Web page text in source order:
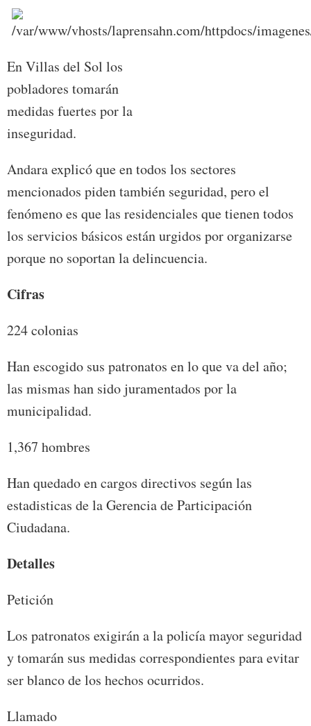
En Villas del Sol los
pobladores tomarán
medidas fuertes por la
inseguridad.
Andara explicó que en todos los sectores
mencionados piden también seguridad, pero el
fenómeno es que las residenciales que tienen todos
los servicios básicos están urgidos por organizarse
porque no soportan la delincuencia.
Cifras
224 colonias
Han escogido sus patronatos en lo que va del año;
las mismas han sido juramentados por la
municipalidad.
1,367 hombres
Han quedado en cargos directivos según las
estadisticas de la Gerencia de Participación
Ciudadana.
Detalles
Petición
Los patronatos exigirán a la policía mayor seguridad
y tomarán sus medidas correspondientes para evitar
ser blanco de los hechos ocurridos.
Llamado